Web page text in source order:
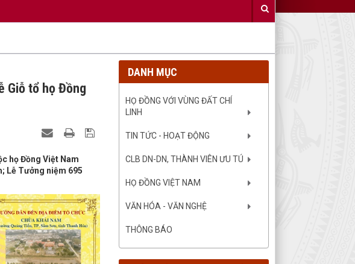
Giỗ tổ họ Đồng
họ Đồng Việt Nam
Lễ Tưởng niệm 695
DANH MỤC
HỌ ĐỒNG VỚI VÙNG ĐẤT CHÍ
LINH
TIN TỨC - HOẠT ĐỘNG
CLB DN-DN, THÀNH VIÊN ƯU TÚ
HỌ ĐỒNG VIỆT NAM
VĂN HÓA - VĂN NGHỆ
THÔNG BÁO